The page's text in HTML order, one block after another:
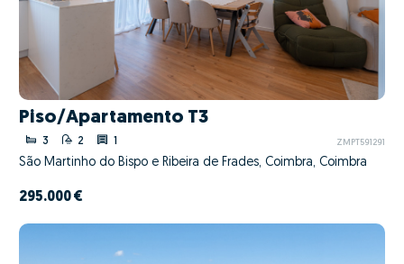
Piso/Apartamento T3
3 2 1 ZMPT591291
São Martinho do Bispo e Ribeira de Frades, Coimbra, Coimbra
295.000 €